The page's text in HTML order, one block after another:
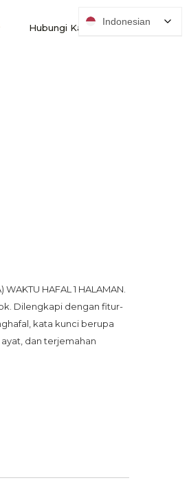
Hubungi Kami
HAFAL 1 HALAMAN.
Dilengkapi dengan fitur-
kata kunci berupa
dan terjemahan
Indonesian